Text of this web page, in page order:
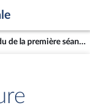
Compte rendu de la première séance du mardi 09 octobre 2018